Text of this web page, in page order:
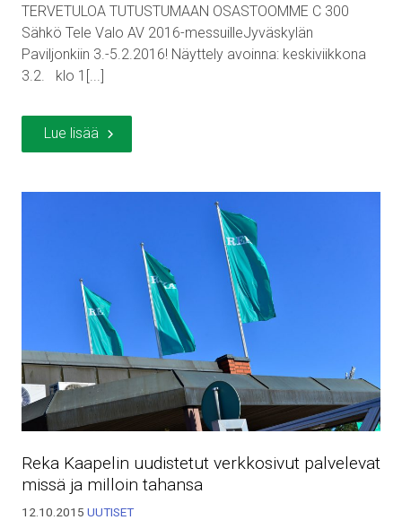
TERVETULOA TUTUSTUMAAN OSASTOOMME C 300
Sähkö Tele Valo AV 2016-messuilleJyväskylän
Paviljonkiin 3.-5.2.2016! Näyttely avoinna: keskiviikkona
3.2. klo 1[...]
Lue lisää
Reka Kaapelin uudistetut verkkosivut palvelevat
missä ja milloin tahansa
12.10.2015 UUTISET